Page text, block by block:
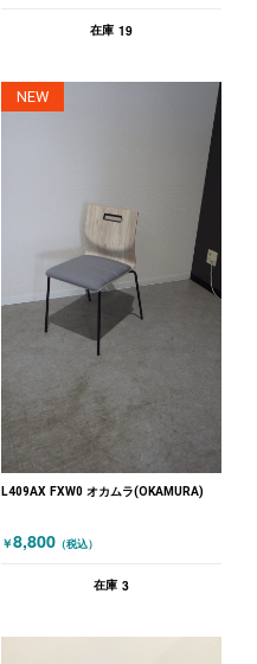
在庫 19
NEW
L409AX FXW0 オカムラ(OKAMURA)
￥8,800 （税込）
在庫 3